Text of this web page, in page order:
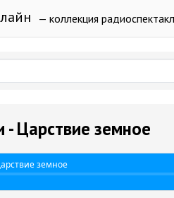
— коллекция
- Царствие земное
земное